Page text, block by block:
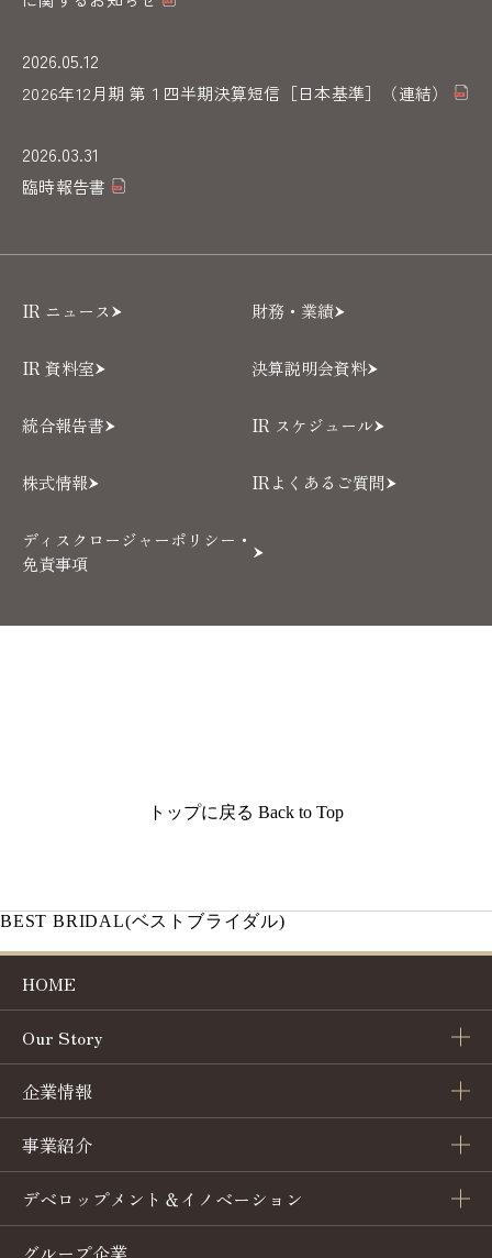
2026.05.12
2026年12月期 第１四半期決算短信［日本基準］（連結）
2026.03.31
臨時報告書
IR ニュース 財務・業績
IR 資料室 決算説明会資料
統合報告書 IR スケジュール
株式情報 IRよくあるご質問
ディスクロージャーポリシー・
免責事項
トップに戻る Back to Top
BEST BRIDAL(ベストブライダル)
HOME
Our Story
トップメッセージ
企業理念
ヒストリー
企業情報
会社概要
コーポレートガバナンス
事業紹介
ホテル事業
デベロップメント＆イノベーション